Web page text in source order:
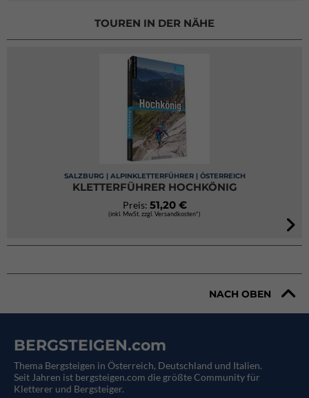
TOUREN IN DER NÄHE
SALZBURG | ALPINKLETTERFÜHRER | ÖSTERREICH
KLETTERFÜHRER HOCHKÖNIG
Preis: 51,20 €
(inkl. MwSt. zzgl. Versandkosten*)
NACH OBEN
BERGSTEIGEN.com
Thema Bergsteigen in Österreich, Deutschland und Italien.
Seit Jahren ist bergsteigen.com die größte Community für
Kletterer und Bergsteiger.